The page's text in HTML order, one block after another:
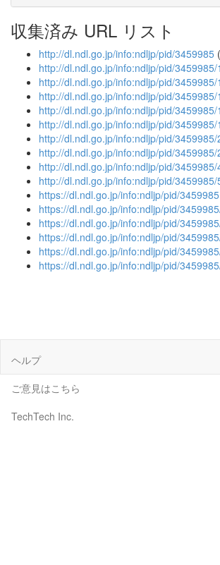
収集済み URL リスト
http://dl.ndl.go.jp/info:ndljp/pid/3459985
http://dl.ndl.go.jp/info:ndljp/pid/3459985/1
http://dl.ndl.go.jp/info:ndljp/pid/3459985/
http://dl.ndl.go.jp/info:ndljp/pid/3459985/
http://dl.ndl.go.jp/info:ndljp/pid/3459985/
http://dl.ndl.go.jp/info:ndljp/pid/3459985/
http://dl.ndl.go.jp/info:ndljp/pid/3459985/
http://dl.ndl.go.jp/info:ndljp/pid/3459985/
http://dl.ndl.go.jp/info:ndljp/pid/3459985/
http://dl.ndl.go.jp/info:ndljp/pid/3459985/
https://dl.ndl.go.jp/info:ndljp/pid/3459985
https://dl.ndl.go.jp/info:ndljp/pid/
https://dl.ndl.go.jp/info:ndljp/pid/
https://dl.ndl.go.jp/info:ndljp/pid/
https://dl.ndl.go.jp/info:ndljp/pid/
https://dl.ndl.go.jp/info:ndljp/pid/
ヘルプ
ご意見はこちら
TechTech Inc.